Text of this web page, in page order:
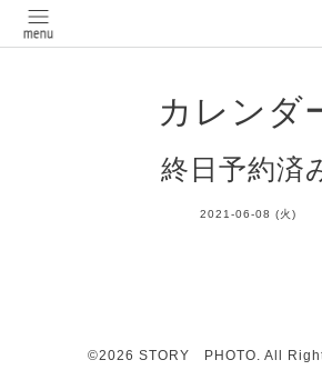
カレンダ
終日予約済
2021-06-08 (火)
©2026 STORY PHOTO. All